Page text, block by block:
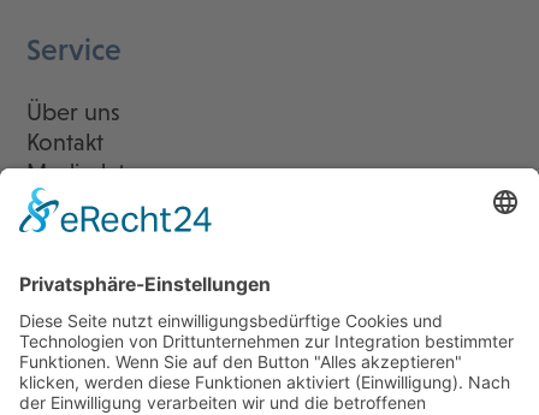
Service
Über uns
Kontakt
Mediadaten
Newsletter
LogIn
Legal
Impressum
Datenschutzerklärung